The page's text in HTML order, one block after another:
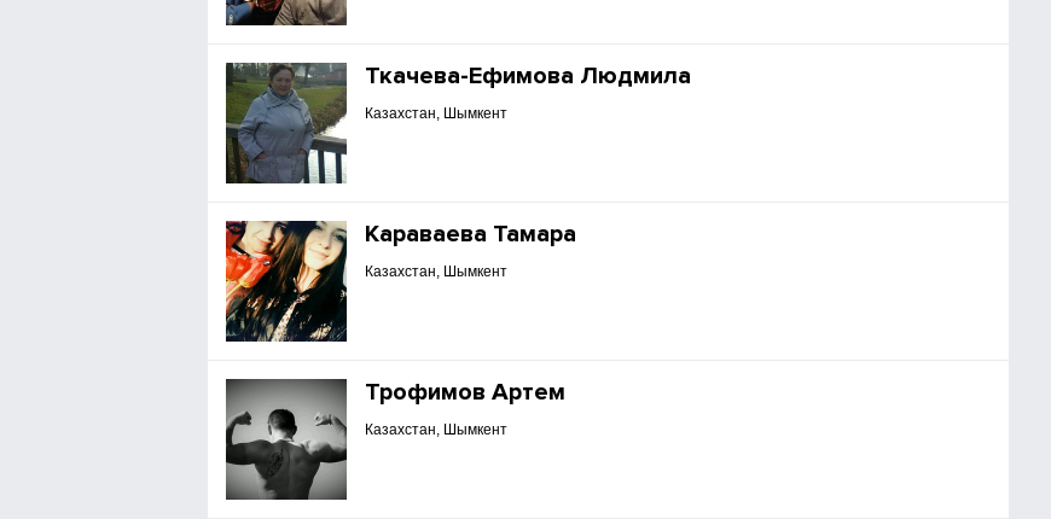
Ткачева-Ефимова Людмила
Казахстан, Шымкент
Караваева Тамара
Казахстан, Шымкент
Трофимов Артем
Казахстан, Шымкент